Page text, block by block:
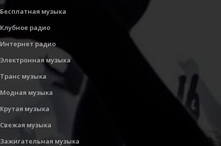
Бесплатная музыка
Клубное радио
Интернет радио
Электронная музыка
Транс музыка
Модная музыка
Крутая музыка
Свежая музыка
Зажигательная музыка